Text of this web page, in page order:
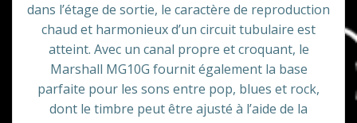
dans l’étage de sortie, le caractère de reproduction
chaud et harmonieux d’un circuit tubulaire est
atteint. Avec un canal propre et croquant, le
Marshall MG10G fournit également la base
parfaite pour les sons entre pop, blues et rock,
dont le timbre peut être ajusté à l’aide de la